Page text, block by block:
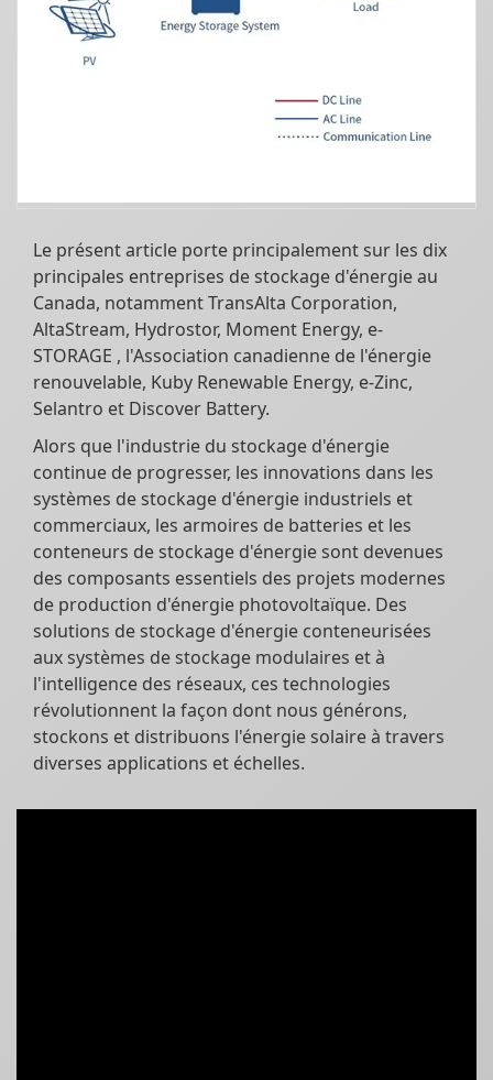
Le présent article porte principalement sur les dix
principales entreprises de stockage d'énergie au
Canada, notamment TransAlta Corporation,
AltaStream, Hydrostor, Moment Energy, e-
STORAGE , l'Association canadienne de l'énergie
renouvelable, Kuby Renewable Energy, e-Zinc,
Selantro et Discover Battery.
Alors que l'industrie du stockage d'énergie
continue de progresser, les innovations dans les
systèmes de stockage d'énergie industriels et
commerciaux, les armoires de batteries et les
conteneurs de stockage d'énergie sont devenues
des composants essentiels des projets modernes
de production d'énergie photovoltaïque. Des
solutions de stockage d'énergie conteneurisées
aux systèmes de stockage modulaires et à
l'intelligence des réseaux, ces technologies
révolutionnent la façon dont nous générons,
stockons et distribuons l'énergie solaire à travers
diverses applications et échelles.